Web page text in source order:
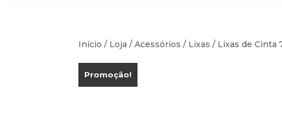
Início / Loja /Acessórios / Lixas / Lixas de Cinta
Promoção!